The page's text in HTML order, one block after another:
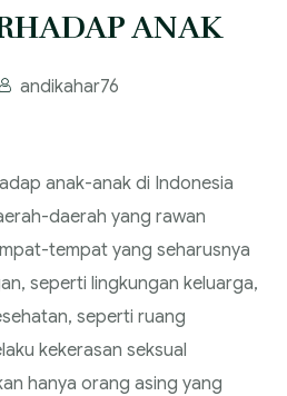
ANAK
andikahar76
anak-anak di Indonesia
daerah yang rawan
tempat yang seharusnya
seperti lingkungan keluarga,
seperti ruang
kekerasan seksual
hanya orang asing yang